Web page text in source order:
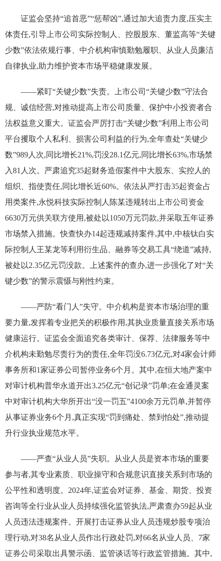
证监会坚持“追首恶”“惩帮凶”,通过加大追责力度,压实主
体责任,引导上市公司实际控制人、控股股东、董监高等“关键
少数”依法依规行事、中介机构审慎勤勉履职、从业人员廉洁
自律执业,助力维护资本市场平稳健康发展。
——紧盯“关键少数”失责。上市公司“关键少数”守法合
规、诚信经营,对推动提高上市公司质量、保护中小投资者合
法权益意义重大。证监会严厉打击“关键少数”利用上市公司
平台攫取个人私利、损害公司利益的行为,全年查处“关键少
数”989人次,同比增长21%,罚没28.1亿元,同比增长63%,市场禁
入81人次。严肃追究35起财务造假案件中大股东、实控人的
组织、指使责任,同比增长近60%。依法从严打击35起资金占
用类案件,永悦科技实际控制人陈某违规转出上市公司资金
6630万元供关联方使用,被处以1050万元罚款,并采取五年证券
市场禁入措施。快查快办14起违规减持案件,其中,中核钛白实
际控制人王某龙等利用衍生品、融券等交易工具“绕道”减持,
被处以2.35亿元罚没款。上述案件的查办,进一步强化了对“关
键少数”的警示震慑与刚性约束。
——严防“看门人”失守。中介机构是资本市场治理的重
要力量,发挥着专业把关的积极作用,其执业质量直接关系市场
健康运行。证监会全面追究各类审计、保荐、法律服务等中
介机构未勤勉尽责行为的责任,全年罚没6.73亿元,对4家会计师
事务所和1家证券公司暂停业务6个月。其中,在恒大地产案中
对审计机构普华永道开出3.25亿元“创记录”罚单;在金通灵案
中对审计机构大华所开出“没一罚五”4100余万元罚单,并暂停
从事证券业务6个月,真正实现“罚到痛处、禁到怕处”,推动提
升行业执业规范水平。
——严查“从业人员”失职。从业人员是资本市场的重要
参与者,其专业素质、职业操守和合规意识直接关系到市场的
公平性和透明度。2024年,证监会对证券、基金、期货、投资
咨询等全行业从业人员持续强化监管执法,严肃查办59起从业
人员违法违规案件。开展打击证券从业人员违规炒股专项治
理行动,对38名从业人员作出行政处罚,对66名从业人员、7家
证券公司采取出具警示函、监管谈话等行政监管措施。其中,